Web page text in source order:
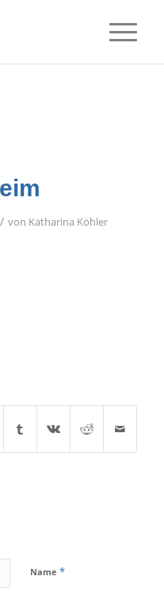
/ von Katharina Köhler
Name *